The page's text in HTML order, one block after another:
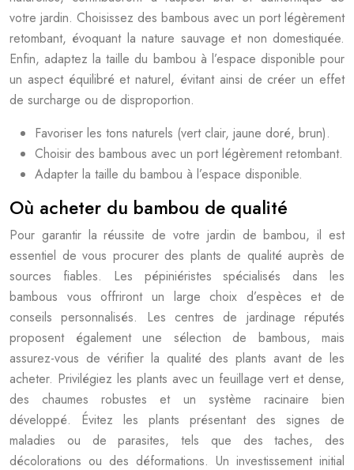
votre jardin. Choisissez des bambous avec un port légèrement
retombant, évoquant la nature sauvage et non domestiquée.
Enfin, adaptez la taille du bambou à l’espace disponible pour
un aspect équilibré et naturel, évitant ainsi de créer un effet
de surcharge ou de disproportion.
Favoriser les tons naturels (vert clair, jaune doré, brun).
Choisir des bambous avec un port légèrement retombant.
Adapter la taille du bambou à l’espace disponible.
Où acheter du bambou de qualité
Pour garantir la réussite de votre jardin de bambou, il est
essentiel de vous procurer des plants de qualité auprès de
sources fiables. Les pépiniéristes spécialisés dans les
bambous vous offriront un large choix d’espèces et de
conseils personnalisés. Les centres de jardinage réputés
proposent également une sélection de bambous, mais
assurez-vous de vérifier la qualité des plants avant de les
acheter. Privilégiez les plants avec un feuillage vert et dense,
des chaumes robustes et un système racinaire bien
développé. Évitez les plants présentant des signes de
maladies ou de parasites, tels que des taches, des
décolorations ou des déformations. Un investissement initial